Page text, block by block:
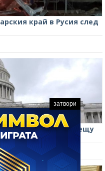
край в Русия след
за санкции срещу
затвори